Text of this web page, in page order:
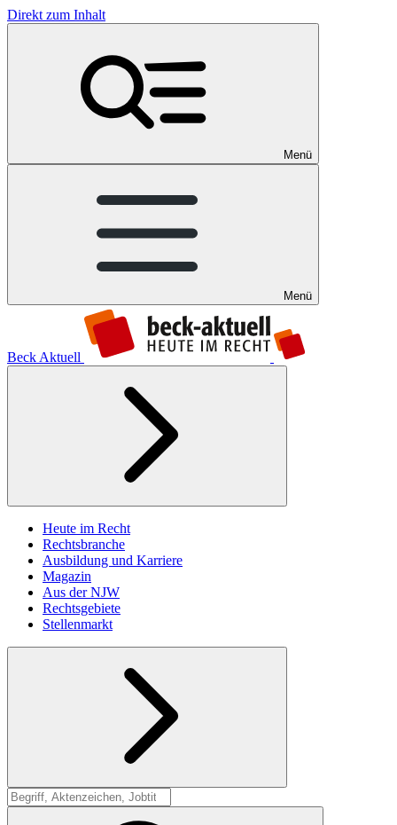
Direkt zum Inhalt
Menü
Menü
Beck Aktuell
Heute im Recht
Rechtsbranche
Ausbildung und Karriere
Magazin
Aus der NJW
Rechtsgebiete
Stellenmarkt
Suche